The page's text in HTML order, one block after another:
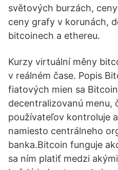
světových burzách,
ceny grafy v korunách,
bitcoinech a ethereu.
Kurzy virtuální měny
v reálném čase. Popis
fiatových mien sa
decentralizovanú menu,
používateľov kontroluje
namiesto centrálneho
banka.Bitcoin funguje
sa ním platiť medzi